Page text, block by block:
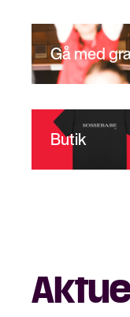
Gå med
Butik